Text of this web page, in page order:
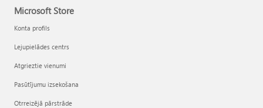
Microsoft Store
Konta profils
Lejupielādes centrs
Atgrieztie vienumi
Pasūtījumu izsekošana
Otrreizējā pārstrāde